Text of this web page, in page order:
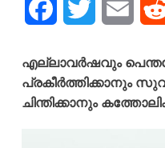
FacebookTwitter Email
എല്ലാവർഷവും
പ്രകീർത്തിക്കാനും
ചിന്തിക്കാനും